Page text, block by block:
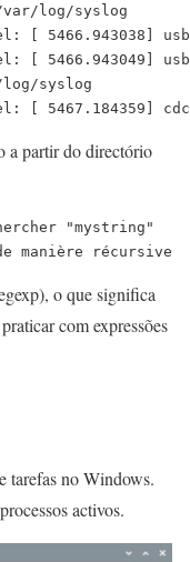
var/log/syslog
[ 5466.943038]
[ 5466.943049]
syslog
a partir do directório
manière récursive
o que significa
com expressões
tarefas no Windows.
activos.